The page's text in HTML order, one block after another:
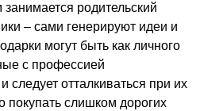
родительский
– сами генерируют идеи и
могут быть как личного
с профессией
следует отталкиваться при их
покупать слишком дорогих